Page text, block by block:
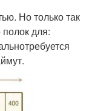
Но только так
для: